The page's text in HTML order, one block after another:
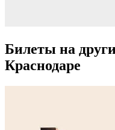
Билеты на
Краснодаре